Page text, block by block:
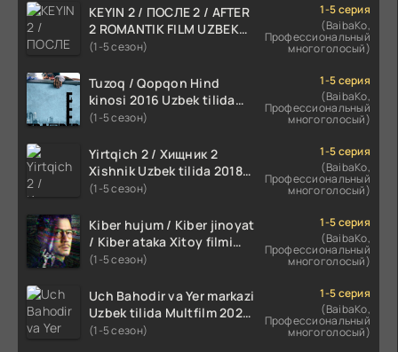
KEYIN 2 / ПОСЛЕ 2 / AFTER
2 ROMANTIK FILM UZBEK
TILIDA 2020 TARJIMA FILM
(1-5 сезон)
1-5 серия
(BaibaKo,
Профессиональный
многоголосый)
Tuzoq / Qopqon Hind
kinosi 2016 Uzbek tilida
tarjima film HD
(1-5 сезон)
1-5 серия
(BaibaKo,
Профессиональный
многоголосый)
Yirtqich 2 / Хищник 2
Xishnik Uzbek tilida 2018-
2024 O'zbekcha tarjima
(1-5 сезон)
1-5 серия
(BaibaKo,
Профессиональный
многоголосый)
Kiber hujum / Kiber jinoyat
/ Kiber ataka Xitoy filmi
Uzbek tilida O'zbekcha
HD skachat
(1-5 сезон)
1-5 серия
(BaibaKo,
Профессиональный
многоголосый)
Uch Bahodir va Yer markazi
Uzbek tilida Multfilm 2025
tarjima HD skachat
(1-5 сезон)
1-5 серия
(BaibaKo,
Профессиональный
многоголосый)